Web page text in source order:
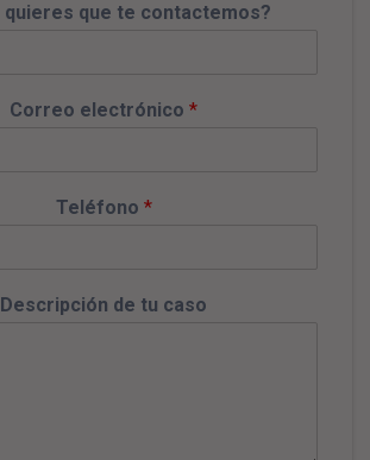
quieres que te contactemos?
Correo electrónico *
Teléfono *
Descripción de tu caso